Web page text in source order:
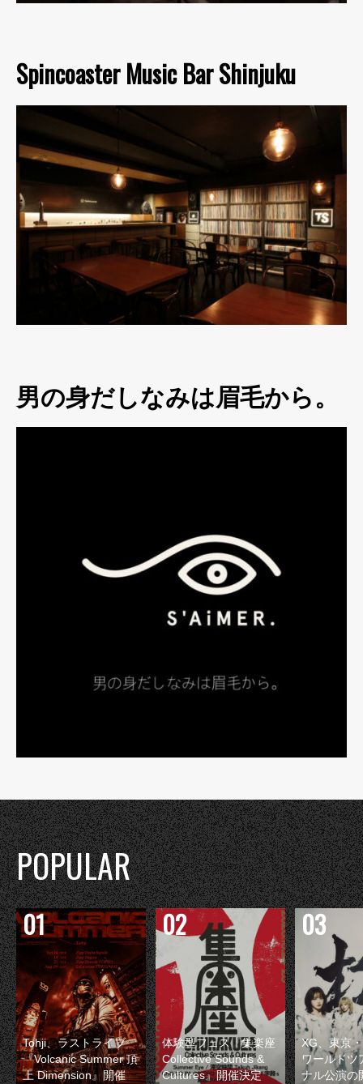
Spincoaster Music Bar Shinjuku
男の身だしなみは眉毛から。
POPULAR
Tohji、ラストライブ
『Volcanic Summer 頂
上 Dimension』開催
体験型フェス『集楽座
Collective Sounds &
Cultures』開催決定
XG、東京
ワールドツ
ナル公演の